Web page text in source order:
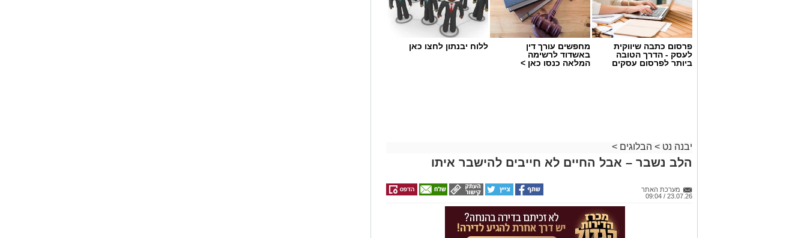
יש לכם מידע חשוב שטרם נחשף? צילומים מאירוע חדשותי? מצאתם טעות
בכתבה? נשמח שתשתפו אותנו
פרסום כתבה שיווקית
לעסק - הדרך הטובה
ביותר לפרסום עסקים
מחפשים עורך דין
באשדוד לרשימה
המלאה כנסו כאן >
ללוח יבנתון לחצו כאן
יבנה נט > הבלוגים >
הלב נשבר – אבל החיים לא חייבים להישבר איתו
מערכת האתר
23.07.26 / 09:04